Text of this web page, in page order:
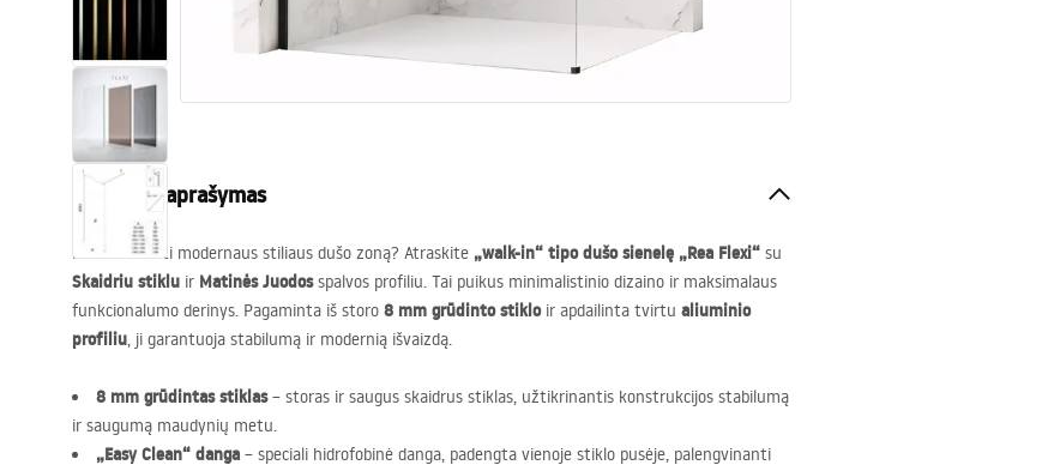
Virtuvė
Vonios aksesuarai ir baldai
Produkto aprašymas
Norite sukurti modernaus stiliaus dušo zoną? Atraskite „walk-in“ tipo dušo sienelę „Rea Flexi“ su
Skaidriu stiklu ir Matinės Juodosspalvos profiliu. Tai puikus minimalistinio dizaino ir maksimalaus
funkcionalumo derinys. Pagaminta iš storo 8 mm grūdinto stikloir apdailinta tvirtu aliuminio
profiliu, ji garantuoja stabilumą ir modernią išvaizdą.
8 mm grūdintas stiklas– storas ir saugus skaidrus stiklas, užtikrinantis konstrukcijos stabilumą
ir saugumą maudynių metu.
„Easy Clean“ danga – speciali hidrofobinė danga, padengta vienoje stiklo pusėje, palengvinanti